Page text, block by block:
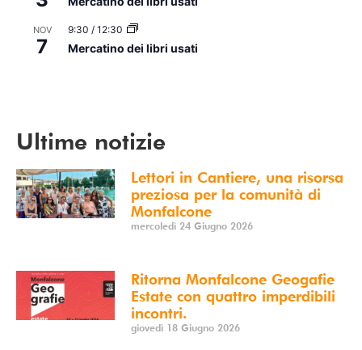
NOV
7
9:30 / 12:30
Mercatino dei libri usati
Ultime notizie
Lettori in Cantiere, una risorsa
preziosa per la comunità di
Monfalcone
mercoledì 24 Giugno 2026
Ritorna Monfalcone Geogafie
Estate con quattro imperdibili
incontri.
giovedì 18 Giugno 2026